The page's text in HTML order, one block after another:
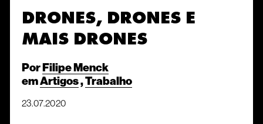
DRONES, DRONES E
MAIS DRONES
PorFilipe Menck
emArtigos,Trabalho
23.07.2020